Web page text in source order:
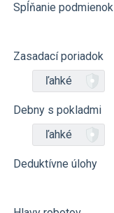
Spĺňanie podmienok
Zasadací poriadok
ľahké
Debny s pokladmi
ľahké
Deduktívne úlohy